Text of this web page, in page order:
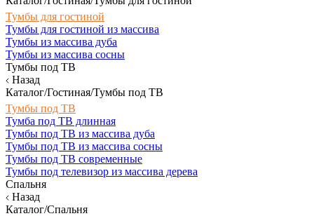
Тумбы для гостиной
Тумбы для гостиной из массива
Тумбы из массива дуба
Тумбы из массива сосны
Тумбы под ТВ
Назад
Каталог/Гостиная/Тумбы под ТВ
Тумбы под ТВ
Тумба под ТВ длинная
Тумбы под ТВ из массива дуба
Тумбы под ТВ из массива сосны
Тумбы под ТВ современные
Тумбы под телевизор из массива дерева
Спальня
Назад
Каталог/Спальня